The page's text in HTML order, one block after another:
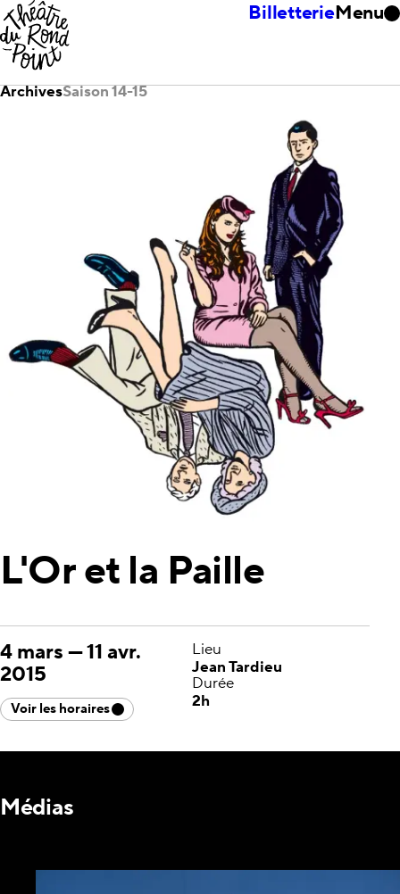
BilletterieMenu
ArchivesSaison 14-15
L'Or et la Paille
4 mars —11 avr.
2015
Voir les horaires
Lieu
Jean Tardieu
Durée
2h
Médias